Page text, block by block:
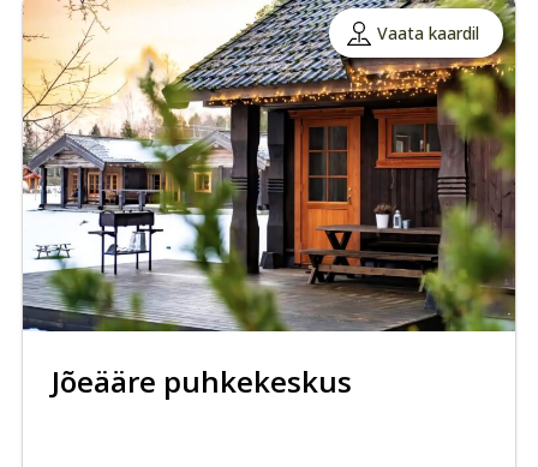
Vaata kaardil
Jõeääre puhkekeskus